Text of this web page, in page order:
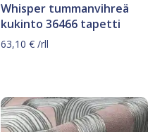
Whisper tummanvihreä
kukinto 36466 tapetti
63,10 € /rll